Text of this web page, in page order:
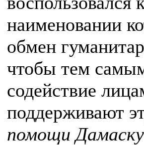
наименовании
обмен
чтобы тем
содействие
поддерживают
помощи